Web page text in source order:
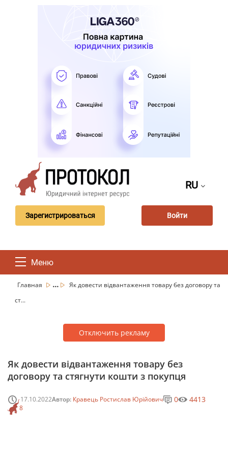
RU
Зарегистрироваться Войти
Меню
Главная ...
Як довести відвантаження товару без договору та
ст...
Отключить рекламу
Як довести відвантаження товару без
договору та стягнути кошти з покупця
17.10.2022Автор: Кравець Ростислав Юрійович
8
0 4413